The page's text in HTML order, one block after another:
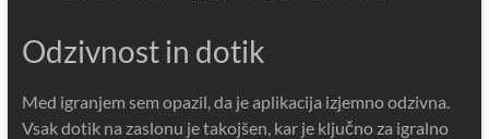
Odzivnost in dotik
Med igranjem sem opazil, da je aplikacija izjemno odzivna.
Vsak dotik na zaslonu je takojšen, kar je ključno za igralno